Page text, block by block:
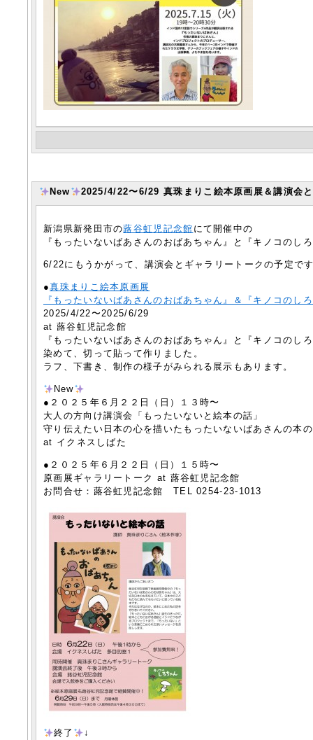
New 2025/4/22〜6/29 真珠まりこ絵本原画展＆講演会
新潟県新発田市の蕗谷虹児記念館 にて開催中の
『もったいないばあさんのおばあちゃん』と『キノコのし
6/22にもうかがって、講演会とギャラリートークの予定で
●真珠まりこ絵本原画展
『もったいないばあさんのおばあちゃん』＆『キノコのし
2025/4/22〜2025/6/29
at 蕗谷虹児記念館
『もったいないばあさんのおばあちゃん』と『キノコのし
染めて、切って貼って作りました。
ラフ、下書き、制作の様子がみられる展示もあります。
New
●２０２５年６月２２日（日）１３時〜
大人の方向け講演会「もったいないと絵本の話」
守り伝えたい日本の心を描いたもったいないばあさんの本
at イクネスしばた
●２０２５年６月２２日（日）１５時〜
原画展ギャラリートーク at 蕗谷虹児記念館
お問合せ：蕗谷虹児記念館 TEL 0254-23-1013
終了
↓